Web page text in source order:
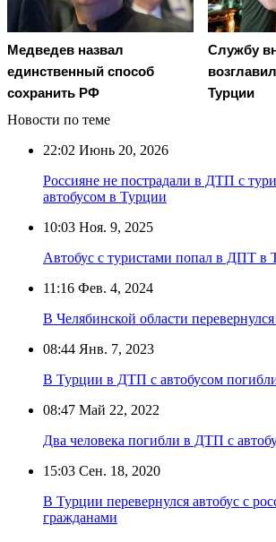
Медведев назвал
единственный способ
сохранить РФ
Службу
Турции
Новости по теме
22:02 Июнь 20, 2026
Россияне не пострадали в ДТП с
автобусом в Турции
10:03 Ноя. 9, 2025
Автобус с туристами попал в ДПТ в
11:16 Фев. 4, 2024
В Челябинской области
08:44 Янв. 7, 2023
В Турции в ДТП с автобусом
08:47 Май 22, 2022
Два человека погибли в ДТП с
15:03 Сен. 18, 2020
В Турции перевернулся автобус с
гражданами